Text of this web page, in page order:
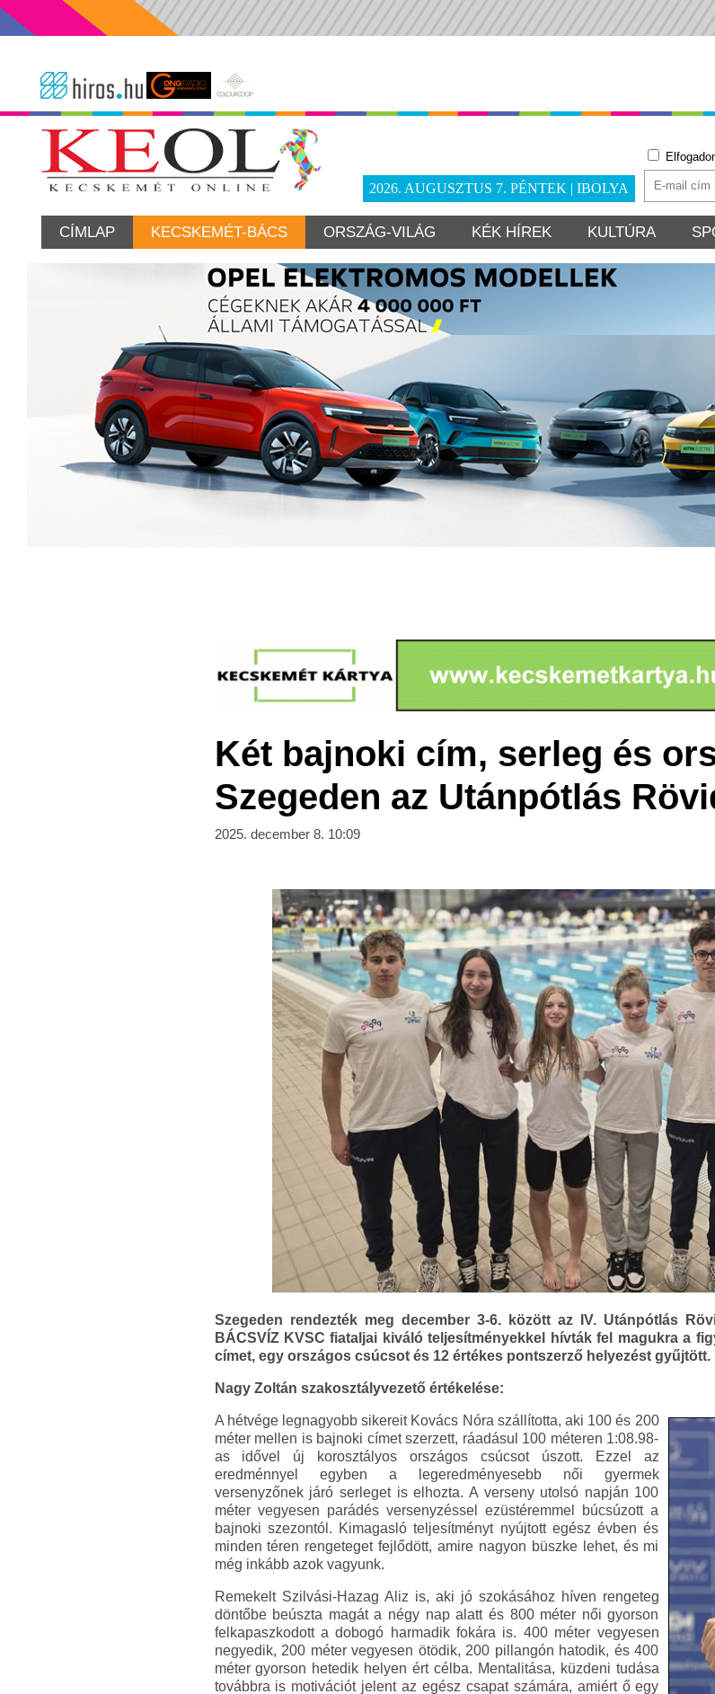
2026. AUGUSZTUS 7. PÉNTEK | IBOLYA
CÍMLAP KECSKEMÉT-BÁCS ORSZÁG-VILÁG KÉK HÍREK KULTÚRA
Két bajnoki cím, serleg és
Szegeden az Utánpótlás
2025. december 8. 10:09
Szegeden rendezték meg december 3-6. között az IV. Utánpótlás
BÁCSVÍZ KVSC fiataljai kiváló teljesítményekkel hívták fel magukra a
címet, egy országos csúcsot és 12 értékes pontszerző helyezést gyűjtött.
Nagy Zoltán szakosztályvezető értékelése:
A hétvége legnagyobb sikereit Kovács Nóra szállította, aki 100 és 200
méter mellen is bajnoki címet szerzett, ráadásul 100 méteren 1:08.98-
as idővel új korosztályos országos csúcsot úszott. Ezzel az
eredménnyel egyben a legeredményesebb női gyermek
versenyzőnek járó serleget is elhozta. A verseny utolsó napján 100
méter vegyesen parádés versenyzéssel ezüstéremmel búcsúzott a
bajnoki szezontól. Kimagasló teljesítményt nyújtott egész évben és
minden téren rengeteget fejlődött, amire nagyon büszke lehet, és mi
még inkább azok vagyunk.
Remekelt Szilvási-Hazag Aliz is, aki jó szokásához híven rengeteg
döntőbe beúszta magát a négy nap alatt és 800 méter női gyorson
felkapaszkodott a dobogó harmadik fokára is. 400 méter vegyesen
negyedik, 200 méter vegyesen ötödik, 200 pillangón hatodik, és 400
méter gyorson hetedik helyen ért célba. Mentalitása, küzdeni tudása
továbbra is motivációt jelent az egész csapat számára, amiért ő egy